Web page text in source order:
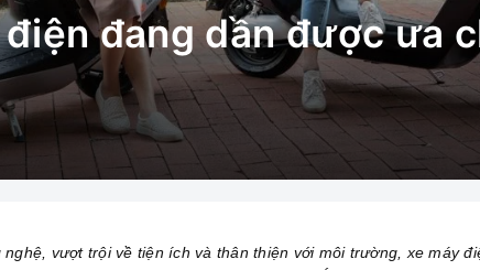
đang dần được ưa
vượt trội về tiện ích và thân thiện với môi trường, xe máy